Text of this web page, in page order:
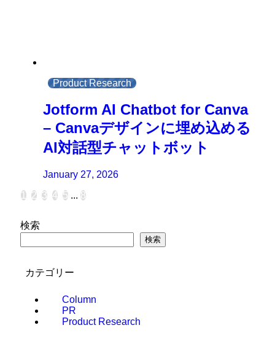
Product Research
Jotform AI Chatbot for Canva
– Canvaデザインに埋め込める
AI対話型チャットボット
January 27, 2026
1 2 3 4 5 ... 8
検索
検索
カテゴリー
Column
PR
Product Research